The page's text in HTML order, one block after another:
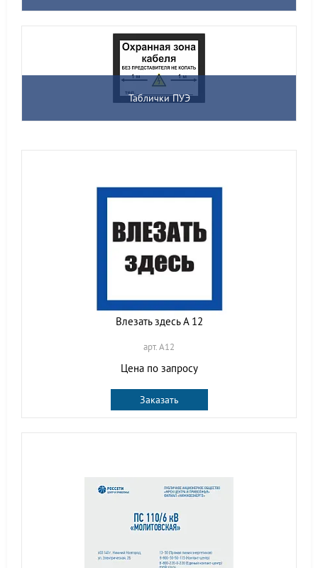
Таблички ПУЭ
Влезать здесь А 12
арт. A12
Цена по запросу
Заказать